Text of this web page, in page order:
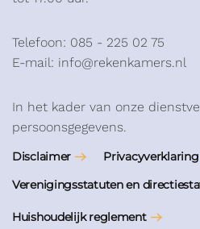
Telefoon: 085 - 225 02 75
E-mail: info@rekenkamers.nl
In het kader van onze
persoonsgegevens.
Disclaimer Privacyverklaring
Verenigingsstatuten en
Huishoudelijk reglement